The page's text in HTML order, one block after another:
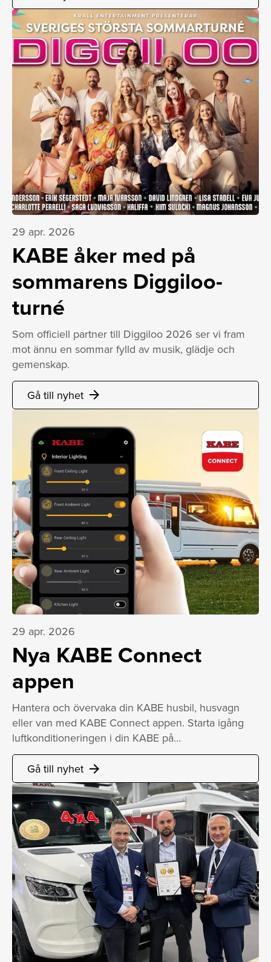
29 apr. 2026
KABE åker med på
sommarens Diggiloo-
turné
Som officiell partner till Diggiloo 2026 ser vi fram
mot ännu en sommar fylld av musik, glädje och
gemenskap.
Gå till nyhet arrow_forward
29 apr. 2026
Nya KABE Connect
appen
Hantera och övervaka din KABE husbil, husvagn
eller van med KABE Connect appen. Starta igång
luftkonditioneringen i din KABE på…
Gå till nyhet arrow_forward